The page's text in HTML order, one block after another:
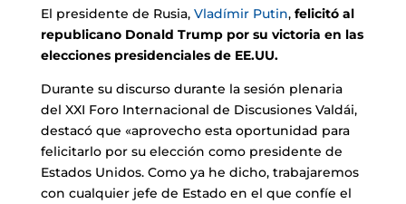
El presidente de Rusia, Vladímir Putin, felicitó al
republicano Donald Trump por su victoria en las
elecciones presidenciales de EE.UU.
Durante su discurso durante la sesión plenaria
del XXI Foro Internacional de Discusiones Valdái,
destacó que «aprovecho esta oportunidad para
felicitarlo por su elección como presidente de
Estados Unidos. Como ya he dicho, trabajaremos
con cualquier jefe de Estado en el que confíe el